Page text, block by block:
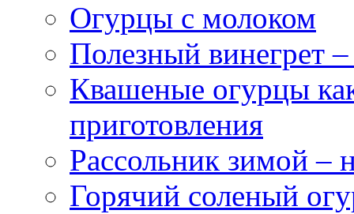
Огурцы с молоком
Полезный винегрет
Квашеные огурцы
приготовления
Рассольник зимой –
Горячий соленый